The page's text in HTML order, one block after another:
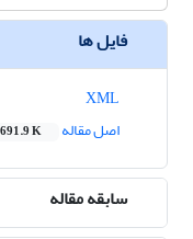
فایل ها
اصل مقاله
691.9 K
سابقه مقاله